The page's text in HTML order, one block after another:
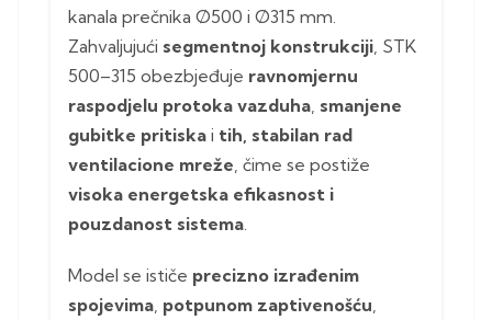
kanala prečnika Ø500 i Ø315 mm.
Zahvaljujući segmentnoj konstrukciji, STK
500–315 obezbjeđuje ravnomjernu
raspodjelu protoka vazduha, smanjene
gubitke pritiska i tih, stabilan rad
ventilacione mreže, čime se postiže
visoka energetska efikasnost i
pouzdanost sistema.
Model se ističe precizno izrađenim
spojevima, potpunom zaptivenošću,